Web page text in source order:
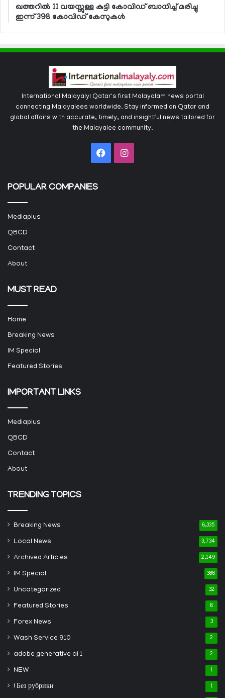
ഖത്തറില്‍ 11 വയസ്സുള്ള കുട്ടി കോവിഡ് ബാധിച്ച് മരിച്ചു
ഇന്ന് 398 കോവിഡ് കേസുകള്‍
International Malayaly: Qatar's first Malayalam news portal
connecting Malayalees worldwide. Stay informed on Qatar and
global affairs with accurate, timely, and insightful news tailored for
the Malayalee community.
FacebookInstagram
POPULAR COMPANIES
Mediaplus
QBCD
Contact
About
MUST READ
Home
Breaking News
IM Special
Featured Stories
IMPORTANT LINKS
Mediaplus
QBCD
Contact
About
TRENDING TOPICS
Breaking News 6,335
Local News 3,734
Archived Articles 2,149
IM Special 386
Uncategorized 32
Featured Stories 6
Forex News 3
Wash Service 910 2
adobe generative ai 1 2
NEW 1
! Без рубрики 1